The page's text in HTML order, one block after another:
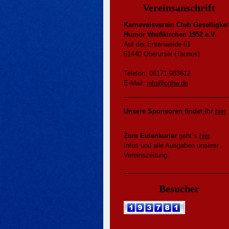
Vereinsanschrift
Karnevalsverein Club
Humor Weißkirchen 1952 e.V.
Auf der Entenweide 61
61440 Oberursel (Taunus)
Telefon: 06171-983612
E-Mail: info@cghw.de
Unsere Sponsoren findet ihr hier
Zum Eulenkurier geht`s hier.
Infos und alle Ausgaben unserer
Vereinszeitung.
Besucher